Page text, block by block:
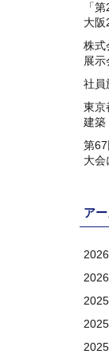
「
大阪
株
展
社員
東京
建
第
大会
ア